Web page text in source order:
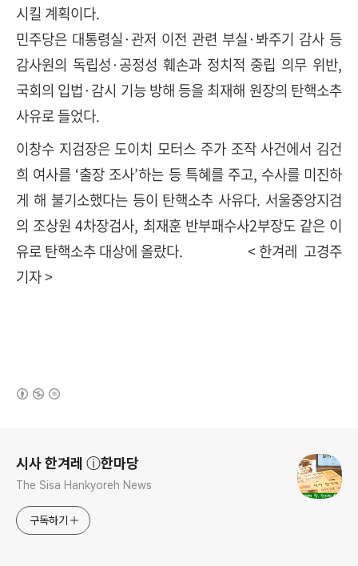
시킬 계획이다.
민주당은 대통령실·관저 이전 관련 부실·봐주기 감사 등
감사원의 독립성·공정성 훼손과 정치적 중립 의무 위반,
국회의 입법·감시 기능 방해 등을 최재해 원장의 탄핵소추
사유로 들었다.
이창수 지검장은 도이치 모터스 주가 조작 사건에서 김건
희 여사를 ‘출장 조사’하는 등 특혜를 주고, 수사를 미진하
게 해 불기소했다는 등이 탄핵소추 사유다. 서울중앙지검
의 조상원 4차장검사, 최재훈 반부패수사2부장도 같은 이
유로 탄핵소추 대상에 올랐다. < 한겨레 고경주
기자 >
시사 한겨레 ⓘ한마당
The Sisa Hankyoreh News
구독하기